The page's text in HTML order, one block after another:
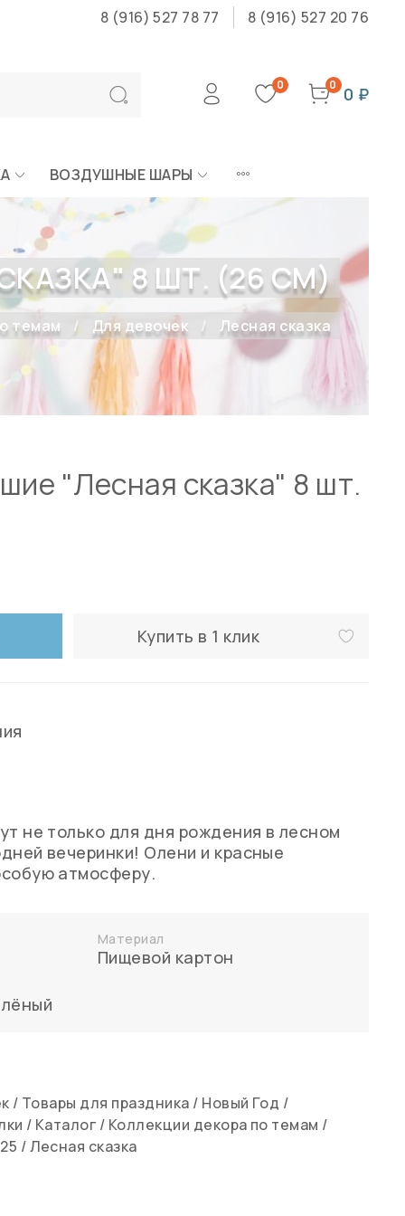
8 (916) 527 78 77 8 (916) 527 20 76
0 0 0 ₽
ВОЗДУШНЫЕ ШАРЫ
8 ШТ. (26 СМ)
темам Для девочек Лесная сказка
"Лесная сказка" 8 шт.
Купить в 1 клик
не только для дня рождения в лесном
вечеринки! Олени и красные
атмосферу.
Материал
Пищевой картон
/ Товары для праздника / Новый Год /
/ Каталог / Коллекции декора по темам /
/Лесная сказка